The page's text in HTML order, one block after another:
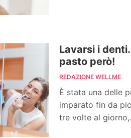
Lavarsi i
pasto però!
REDAZIONE WELLME
È stata una delle
imparato fin da
tre volte al